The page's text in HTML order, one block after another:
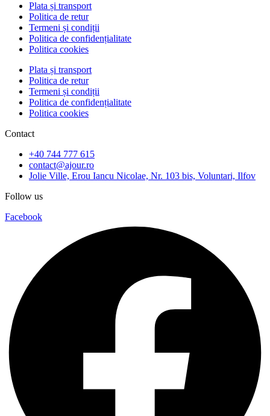
Plata și transport
Politica de retur
Termeni și condiții
Politica de confidențialitate
Politica cookies
Plata și transport
Politica de retur
Termeni și condiții
Politica de confidențialitate
Politica cookies
Contact
+40 744 777 615
contact@ajour.ro
Jolie Ville, Erou Iancu Nicolae, Nr. 103 bis, Voluntari, Ilfov
Follow us
Facebook